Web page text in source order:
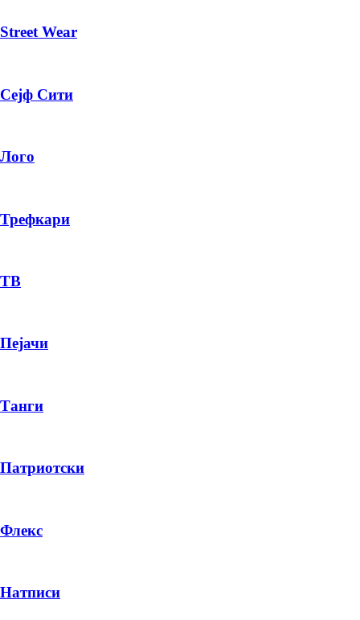
Street Wear
Сејф Сити
Лого
Трефкари
ТВ
Пејачи
Танги
Патриотски
Флекс
Натписи